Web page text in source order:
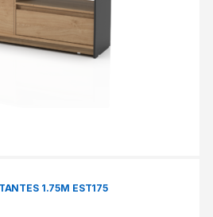
variantes. Las opciones se
1.75M EST175